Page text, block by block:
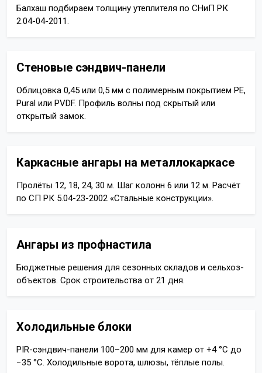
Балхаш подбираем толщину утеплителя по СНиП РК
2.04-04-2011.
Стеновые сэндвич-панели
Облицовка 0,45 или 0,5 мм с полимерным покрытием PE,
Pural или PVDF. Профиль волны под скрытый или
открытый замок.
Каркасные ангары на металлокаркасе
Пролёты 12, 18, 24, 30 м. Шаг колонн 6 или 12 м. Расчёт
по СП РК 5.04-23-2002 «Стальные конструкции».
Ангары из профнастила
Бюджетные решения для сезонных складов и сельхоз-
объектов. Срок строительства от 21 дня.
Холодильные блоки
PIR-сэндвич-панели 100–200 мм для камер от +4 °C до
−35 °C. Холодильные ворота, шлюзы, тёплые полы.